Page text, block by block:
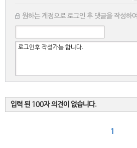
원하는 계정으로 로그인 후 댓글을 작성하
입력 된 100자 의견이 없습니다.
1